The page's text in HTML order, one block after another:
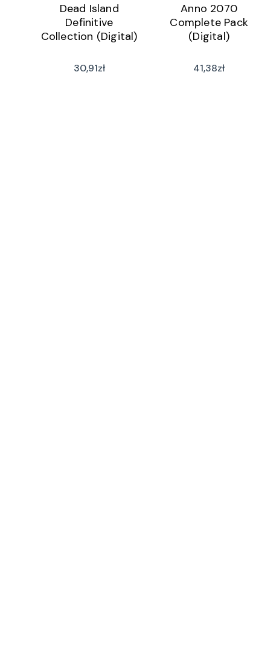
Dead Island
Definitive
Collection (Digital)
30,91zł
Anno 2070
Complete Pack
(Digital)
41,38zł